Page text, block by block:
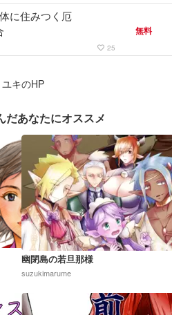
に住みつく厄
favorite_border 25
無料
ユキのHP
だあなたにオススメ
幽閉島の若旦那様
suzukimarume